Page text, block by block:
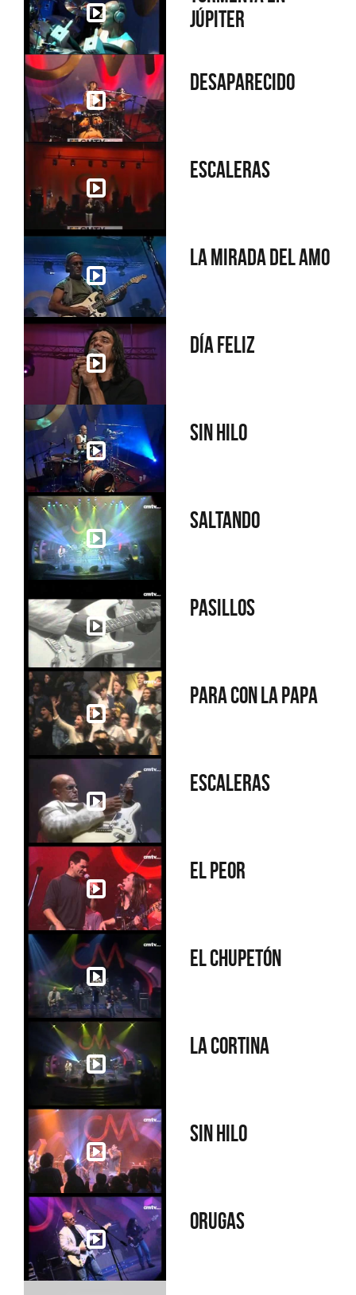
Júpiter
Desaparecido
Escaleras
La mirada del amo
Día feliz
Sin hilo
Saltando
Pasillos
Para con la papa
Escaleras
El peor
El chupetón
La Cortina
Sin hilo
Orugas